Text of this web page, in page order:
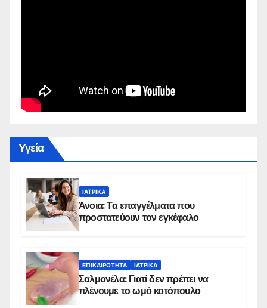
Yγεία
ΙΑΤΡΙΚΆ
Άνοια: Τα επαγγέλματα που
προστατεύουν τον εγκέφαλο
ΕΠΙΚΑΙΡΌΤΗΤΑ ΙΑΤΡΙΚΆ
Σαλμονέλα: Γιατί δεν πρέπει να
πλένουμε το ωμό κοτόπουλο